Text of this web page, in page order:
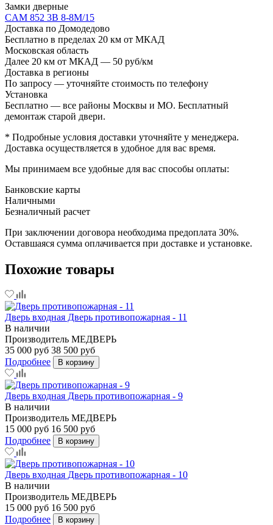
Замки дверные
CAM 852 3В 8-8М/15
Доставка по Домодедово
Бесплатно в пределах 20 км от МКАД
Московская область
Далее 20 км от МКАД — 50 руб/км
Доставка в регионы
По запросу — уточняйте стоимость по телефону
Установка
Бесплатно — все районы Москвы и МО. Бесплатный
демонтаж старой двери.
* Подробные условия доставки уточняйте у менеджера.
Доставка осуществляется в удобное для вас время.
Мы принимаем все удобные для вас способы оплаты:
Банковские карты
Наличными
Безналичный расчет
При заключении договора необходима предоплата 30%.
Оставшаяся сумма оплачивается при доставке и установке.
Похожие товары
Дверь входная Дверь противопожарная - 11
В наличии
Производитель МЕДВЕРЬ
35 000 руб 38 500 руб
Подробнее
В корзину
Дверь входная Дверь противопожарная - 9
В наличии
Производитель МЕДВЕРЬ
15 000 руб 16 500 руб
Подробнее
В корзину
Дверь входная Дверь противопожарная - 10
В наличии
Производитель МЕДВЕРЬ
15 000 руб 16 500 руб
Подробнее
В корзину